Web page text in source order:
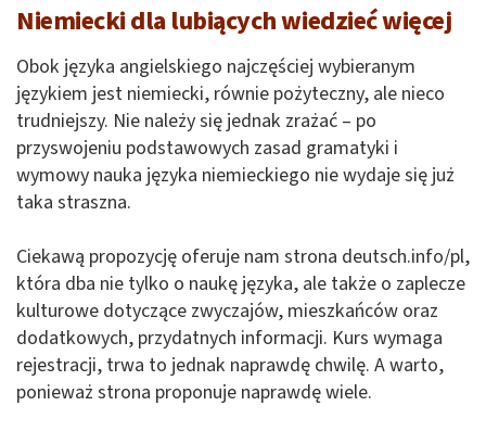
Niemiecki dla lubiących wiedzieć więcej
Obok języka angielskiego najczęściej wybieranym
językiem jest niemiecki, równie pożyteczny, ale nieco
trudniejszy. Nie należy się jednak zrażać – po
przyswojeniu podstawowych zasad gramatyki i
wymowy nauka języka niemieckiego nie wydaje się już
taka straszna.
Ciekawą propozycję oferuje nam strona deutsch.info/pl,
która dba nie tylko o naukę języka, ale także o zaplecze
kulturowe dotyczące zwyczajów, mieszkańców oraz
dodatkowych, przydatnych informacji. Kurs wymaga
rejestracji, trwa to jednak naprawdę chwilę. A warto,
ponieważ strona proponuje naprawdę wiele.